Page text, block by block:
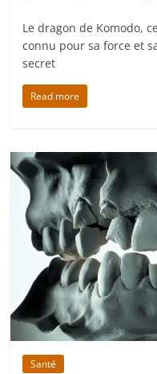
Le dragon de Komodo,
connu pour sa force et
secret
Read more
Santé